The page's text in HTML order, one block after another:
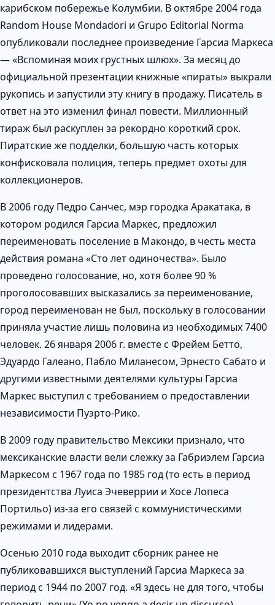
карибском побережье Колумбии. В октябре 2004 года
Random House Mondadori и Grupo Editorial Norma
опубликовали последнее произведение Гарсиа Маркеса
— «Вспоминая моих грустных шлюх». За месяц до
официальной презентации книжные «пираты» выкрали
рукопись и запустили эту книгу в продажу. Писатель в
ответ на это изменил финал повести. Миллионный
тираж был раскуплен за рекордно короткий срок.
Пиратские же подделки, большую часть которых
конфисковала полиция, теперь предмет охоты для
коллекционеров.
В 2006 году Педро Санчес, мэр городка Аракатака, в
котором родился Гарсиа Маркес, предложил
переименовать поселение в Макондо, в честь места
действия романа «Сто лет одиночества». Было
проведено голосование, но, хотя более 90 %
проголосовавших высказались за переименование,
город переименован не был, поскольку в голосовании
приняла участие лишь половина из необходимых 7400
человек. 26 января 2006 г. вместе с Фрейем Бетто,
Эдуардо Галеано, Пабло Миланесом, Эрнесто Сабато и
другими известными деятелями культуры Гарсиа
Маркес выступил с требованием о предоставлении
независимости Пуэрто-Рико.
В 2009 году правительство Мексики признало, что
мексиканские власти вели слежку за Габриэлем Гарсиа
Маркесом с 1967 года по 1985 год (то есть в период
президентства Луиса Эчеверрии и Хосе Лопеса
Портильо) из-за его связей с коммунистическими
режимами и лидерами.
Осенью 2010 года выходит сборник ранее не
публиковавшихся выступлений Гарсиа Маркеса за
период с 1944 по 2007 год. «Я здесь не для того, чтобы